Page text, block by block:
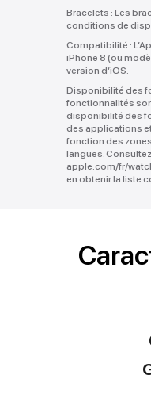
Bracelets : Les
conditions de
Compatibilité :
iPhone 8 (ou
version d’iOS.
Disponibilité des
fonctionnalités
disponibilité des
des applications
fonction des
langues. Consultez
apple.com/fr/
en obtenir la liste